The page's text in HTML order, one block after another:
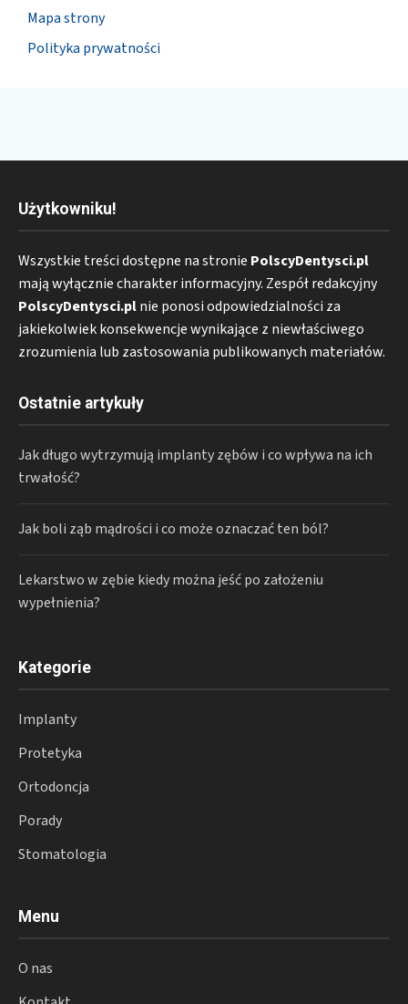
Mapa strony
Polityka prywatności
Użytkowniku!
Wszystkie treści dostępne na stronie PolscyDentysci.pl
mają wyłącznie charakter informacyjny. Zespół redakcyjny
PolscyDentysci.plnie ponosi odpowiedzialności za
jakiekolwiek konsekwencje wynikające z niewłaściwego
zrozumienia lub zastosowania publikowanych materiałów.
Ostatnie artykuły
Jak długo wytrzymują implanty zębów i co wpływa na ich
trwałość?
Jak boli ząb mądrości i co może oznaczać ten ból?
Lekarstwo w zębie kiedy można jeść po założeniu
wypełnienia?
Kategorie
Implanty
Protetyka
Ortodoncja
Porady
Stomatologia
Menu
O nas